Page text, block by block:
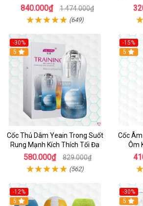
Mạnh
840.000₫ 1.474.000₫
(649)
-30%
Hot
5
Cốc Thủ Dâm Yeain Trong Suốt
Rung Mạnh Kích Thích Tối Đa
580.000₫ 829.000₫
(562)
-15%
5
Cốc
Ôm
-12%
5
-30%
5